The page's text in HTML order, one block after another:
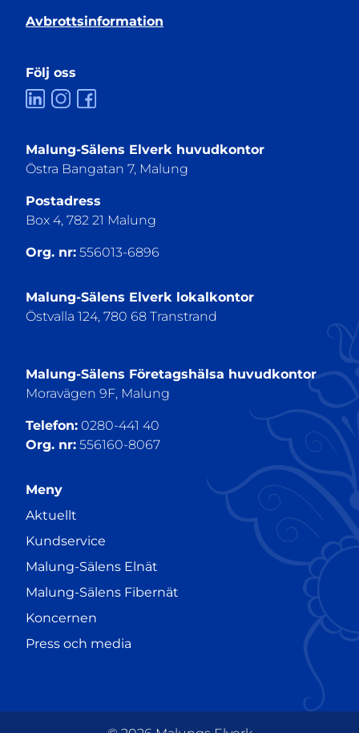
Malung-Sälens Elverk huvudkontor
Östra Bangatan 7, Malung
Postadress
Box 4, 782 21 Malung
Org. nr: 556013-6896
Malung-Sälens Elverk lokalkontor
Östvalla 124, 780 68 Transtrand
Malung-Sälens Företagshälsa huvudkontor
Moravägen 9F, Malung
Telefon: 0280-441 40
Org. nr: 556160-8067
Meny
Aktuellt
Kundservice
Malung-Sälens Elnät
Malung-Sälens Fibernät
Koncernen
Press och media
Avbrottsinformation
Följ oss